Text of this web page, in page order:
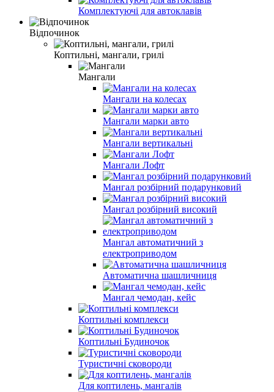
Комплектуючі для автоклавів
Відпочинок
Коптильні, мангали, грилі
Мангали
Мангали на колесах
Мангали марки авто
Мангали вертикальні
Мангали Лофт
Мангал розбірний подарунковий
Мангал розбірний високий
Мангал автоматичний з
електроприводом
Автоматична шашличниця
Мангал чемодан, кейс
Коптильні комплекси
Коптильні Будиночок
Туристичні сковороди
Для коптилень, мангалів